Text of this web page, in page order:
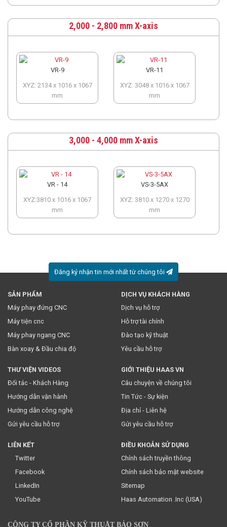
2,000 - 2,800 mm X-axis
VR-9
XYZ: 2134 x 1016 x 1067
mm
VR-11
XYZ: 3048 x 1016 x 1067
mm
3,000 - 4,000 mm X-axis
VR - 14
XYZ:3810 x 1016 x 1067
mm
VS-3-5AX
XYZ: 3810 x 1270 x 1270
mm
Đăng ký nhận tin mới nhất từ chúng tôi
* Việc này đồng nghĩa với việc bạn chấp nhậnchính sách
của chúng tôi.
SẢN PHẨM
Máy phay đứng CNC
Máy tiện cnc
Máy phay ngang CNC
Bàn xoay & Đầu chia độ
DỊCH VỤ KHÁCH HÀNG
Dịch vụ hỗ trợ
Hỗ trợ tài chính
Đào tạo kỹ thuật
Yêu cầu hỗ trợ
THƯ VIỆN VIDEOS
Đối tác - Khách Hàng
Hướng dẫn vận hành
Hướng dẫn công nghệ
Gửi yêu cầu hỗ trợ
GIỚI THIỆU HAAS VN
Câu chuyện về chúng tôi
Tin Tức - Sự kiện
Địa chỉ - Liên hệ
Gửi yêu cầu hỗ trợ
LIÊN KẾT
Twitter
Facebook
LinkedIn
YouTube
ĐIỀU KHOẢN SỬ DỤNG
Chính sách truyền thông
Chính sách bảo mật website
Sitemap
Haas Automation .Inc (USA)
CÔNG TY CỔ PHẦN KỸ THUẬT BẢO SƠN